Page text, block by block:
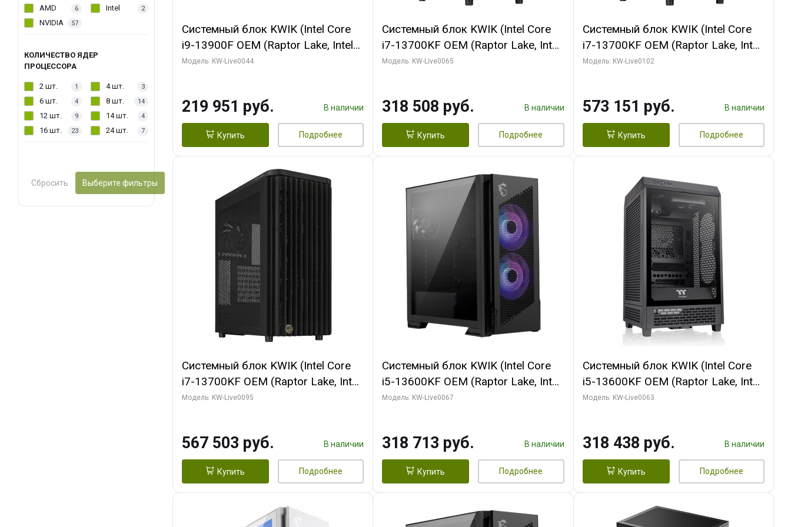
AMD 6 Intel 2
NVIDIA 57
КОЛИЧЕСТВО ЯДЕР
ПРОЦЕССОРА
2 шт. 1 4 шт. 3
6 шт. 4 8 шт. 14
12 шт. 9 14 шт. 4
16 шт. 23 24 шт. 7
Сбросить Выберите фильтры
Системный блок KWIK (Intel Core
i9-13900F OEM (Raptor Lake, Intel
7, Efficient-co/ 32 ГБ ОЗУ (2
HD/ 512 ГБ SSD)
Модель: KW-Live0044
219 951 руб. В наличии
Купить Подробнее
Системный блок KWIK (Intel Core
i7-13700KF OEM (Raptor Lake, Intel
7, C16 8EC/8PC/ 64 ГБ ОЗУ (2
2/ 1 ТБ SSD)
Модель: KW-Live0065
318 508 руб. В наличии
Купить Подробнее
Системный блок KWIK (Intel Core
i7-13700KF OEM (Raptor Lake, Intel
7, C16 8EC/8PC/ 32 ГБ ОЗУ (2
Turbo/ 960 ГБ SSD)
Модель: KW-Live0102
573 151 руб. В наличии
Купить Подробнее
Системный блок KWIK (Intel Core
i7-13700KF OEM (Raptor Lake, Intel
7, C16 8EC/8PC/ 32 ГБ ОЗУ (2
Turbo/ 512 ГБ SSD)
Модель: KW-Live0095
567 503 руб. В наличии
Купить Подробнее
Системный блок KWIK (Intel Core
i5-13600KF OEM (Raptor Lake, Intel
7, C14 8EC/6PC/ 64 ГБ ОЗУ/ Palit
SSD)
Модель: KW-Live0067
318 713 руб. В наличии
Купить Подробнее
Системный блок KWIK (Intel Core
i5-13600KF OEM (Raptor Lake, Intel
7, C14 8EC/6PC/ 64 ГБ ОЗУ/ MSI
SSD)
Модель: KW-Live0063
318 438 руб. В наличии
Купить Подробнее